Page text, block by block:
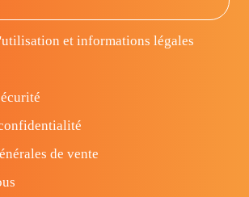
et informations légales
de vente